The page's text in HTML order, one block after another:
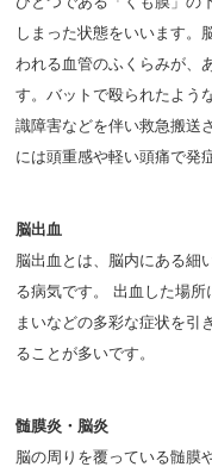
しまった状態をいいます。
われる血管のふくらみが、
す。バットで殴られたよう
識障害などを伴い救急搬送
には頭重感や軽い頭痛で発
脳出血
脳出血とは、脳内にある細
る病気です。 出血した場
まいなどの多彩な症状を引
ることが多いです。
髄膜炎・脳炎
脳の周りを覆っている髄膜